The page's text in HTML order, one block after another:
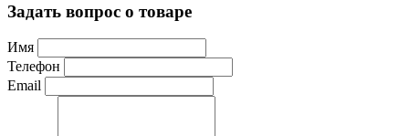
Задать вопрос о товаре
Имя
Телефон
Email